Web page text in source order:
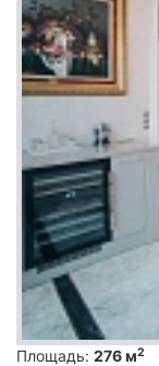
Площадь: 276 м2